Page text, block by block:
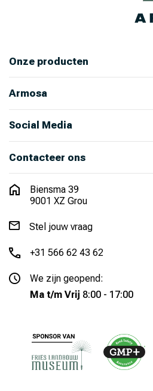
Onze producten
Bekijk alle producten
Armosa
Over ons
Ons team
Nieuws
Werken bij Armosa
Alle productcategorieën
Onze merken
Social Media
Instagram
LinkedIn
Facebook
Youtube
Contacteer ons
Biensma 39
9001 XZ Grou
Stel jouw vraag
+31 566 62 43 62
We zijn geopend:
Ma t/m Vrij 8:00 - 17:00